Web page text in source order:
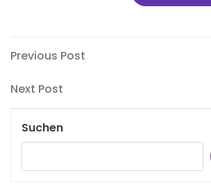
Beitragsnavigation
Previous
Previous Post
Next
Next Post
Suchen